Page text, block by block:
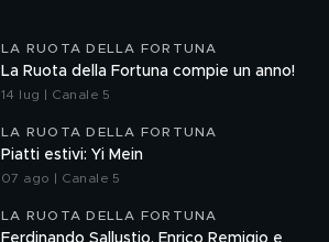
LA RUOTA DELLA FORTUNA
La Ruota della Fortuna compie un anno!
14 lug | Canale 5
LA RUOTA DELLA FORTUNA
Piatti estivi: Yi Mein
07 ago | Canale 5
LA RUOTA DELLA FORTUNA
Ferdinando Sallustio, Enrico Remigio e